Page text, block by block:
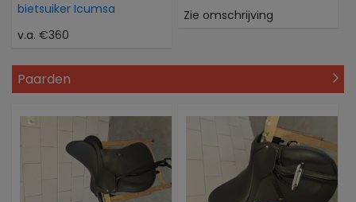
bietsuiker Icumsa
v.a. €360
Zie omschrijving
Paarden